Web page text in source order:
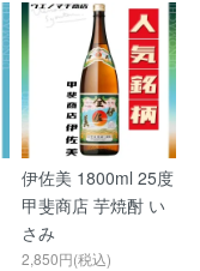
伊佐美 1800ml 25度
甲斐商店 芋焼酎 い
さみ
2,850円(税込)